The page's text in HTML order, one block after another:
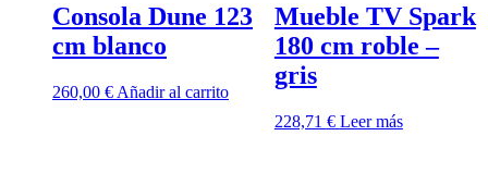
Consola Dune 123
cm blanco
260,00 € Añadir al carrito
Mueble TV Spark
180 cm roble –
gris
228,71 € Leer más